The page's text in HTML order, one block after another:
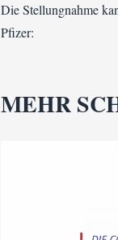
Die Stellungnahme
Pfizer:
MEHR